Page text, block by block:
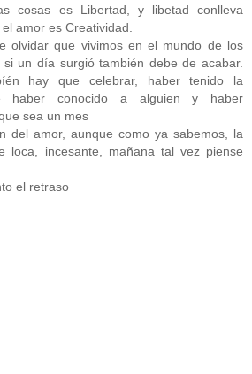
cosas es Libertad, y libetad conlleva
amor es Creatividad.
olvidar que vivimos en el mundo de los
un día surgió también debe de acabar.
hay que celebrar, haber tenido la
haber conocido a alguien y haber
sea un mes
del amor, aunque como ya sabemos, la
loca, incesante, mañana tal vez piense
el retraso